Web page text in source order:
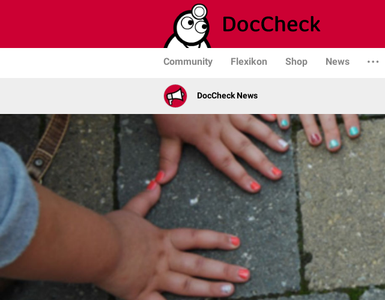
Community Flexikon Shop News
DocCheck News